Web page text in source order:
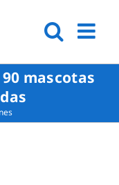
mascotas